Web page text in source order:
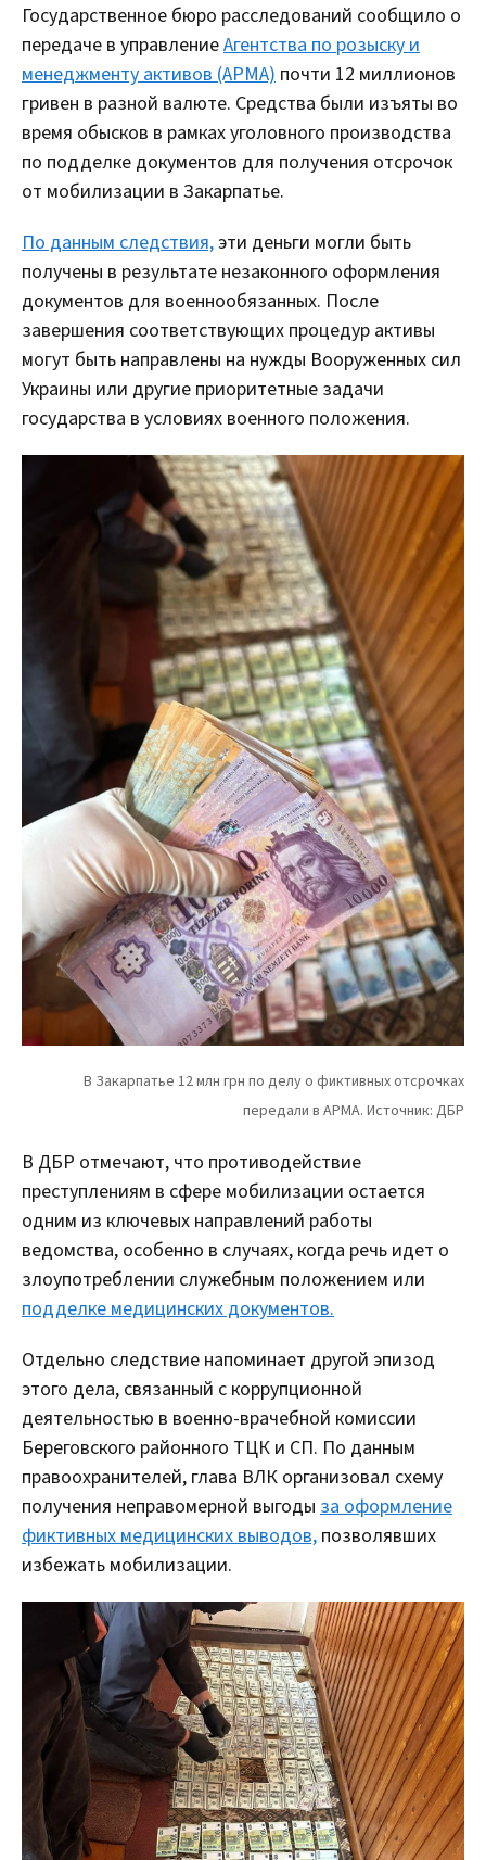
Государственное бюро расследований сообщило о
передаче в управлениеАгентства по розыску и
менеджменту активов (АРМА) почти 12 миллионов
гривен в разной валюте. Средства были изъяты во
время обысков в рамках уголовного производства
по подделке документов для получения отсрочок
от мобилизации в Закарпатье.
По данным следствия,эти деньги могли быть
получены в результате незаконного оформления
документов для военнообязанных. После
завершения соответствующих процедур активы
могут быть направлены на нужды Вооруженных сил
Украины или другие приоритетные задачи
государства в условиях военного положения.
В ДБР отмечают, что противодействие
преступлениям в сфере мобилизации остается
одним из ключевых направлений работы
ведомства, особенно в случаях, когда речь идет о
злоупотреблении служебным положением или
подделке медицинских документов.
Отдельно следствие напоминает другой эпизод
этого дела, связанный с коррупционной
деятельностью в военно-врачебной комиссии
Береговского районного ТЦК и СП. По данным
правоохранителей, глава ВЛК организовал схему
получения неправомерной выгоды за оформление
фиктивных медицинских выводов, позволявших
избежать мобилизации.